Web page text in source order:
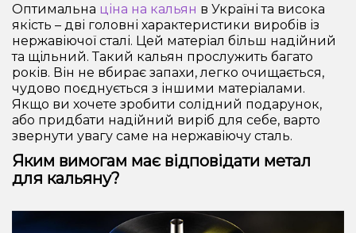
Оптимальна ціна на кальян в Україні та висока
якість – дві головні характеристики виробів із
нержавіючої сталі. Цей матеріал більш надійний
та щільний. Такий кальян прослужить багато
років. Він не вбирає запахи, легко очищається,
чудово поєднується з іншими матеріалами.
Якщо ви хочете зробити солідний подарунок,
або придбати надійний виріб для себе, варто
звернути увагу саме на нержавіючу сталь.
Яким вимогам має відповідати метал
для кальяну?